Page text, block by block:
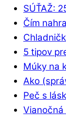
SÚŤAŽ:
Čím
5 tipov
Múky na
Ako
Peč s
Vianočná